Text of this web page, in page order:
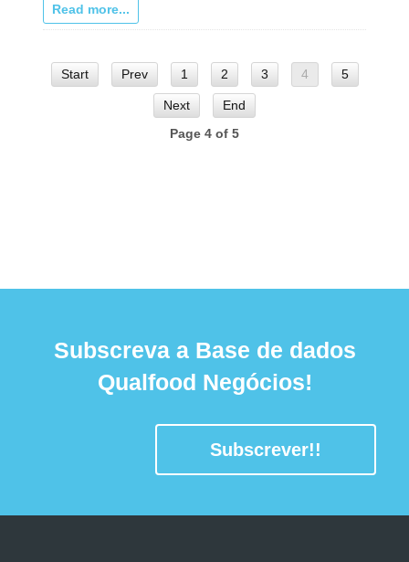
Read more...
Start Prev 1 2 3 4 5
Next
End
Page 4 of 5
Subscreva a Base de dados
Qualfood Negócios!
Subscrever!!